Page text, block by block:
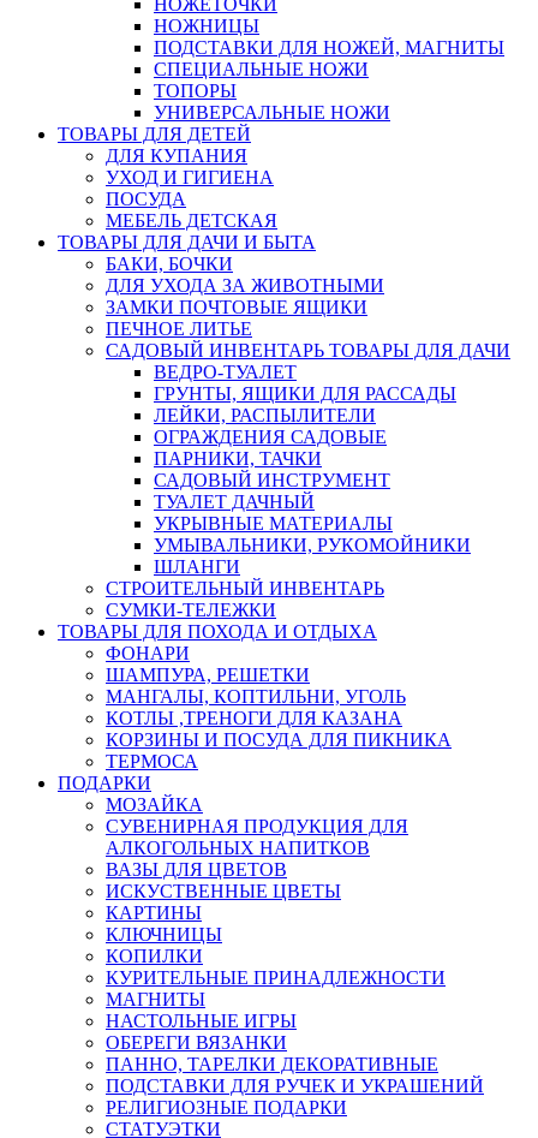
НОЖЕТОЧКИ
НОЖНИЦЫ
ПОДСТАВКИ ДЛЯ НОЖЕЙ, МАГНИТЫ
СПЕЦИАЛЬНЫЕ НОЖИ
ТОПОРЫ
УНИВЕРСАЛЬНЫЕ НОЖИ
ТОВАРЫ ДЛЯ ДЕТЕЙ
ДЛЯ КУПАНИЯ
УХОД И ГИГИЕНА
ПОСУДА
МЕБЕЛЬ ДЕТСКАЯ
ТОВАРЫ ДЛЯ ДАЧИ И БЫТА
БАКИ, БОЧКИ
ДЛЯ УХОДА ЗА ЖИВОТНЫМИ
ЗАМКИ ПОЧТОВЫЕ ЯЩИКИ
ПЕЧНОЕ ЛИТЬЕ
САДОВЫЙ ИНВЕНТАРЬ ТОВАРЫ ДЛЯ ДАЧИ
ВЕДРО-ТУАЛЕТ
ГРУНТЫ, ЯЩИКИ ДЛЯ РАССАДЫ
ЛЕЙКИ, РАСПЫЛИТЕЛИ
ОГРАЖДЕНИЯ САДОВЫЕ
ПАРНИКИ, ТАЧКИ
САДОВЫЙ ИНСТРУМЕНТ
ТУАЛЕТ ДАЧНЫЙ
УКРЫВНЫЕ МАТЕРИАЛЫ
УМЫВАЛЬНИКИ, РУКОМОЙНИКИ
ШЛАНГИ
СТРОИТЕЛЬНЫЙ ИНВЕНТАРЬ
СУМКИ-ТЕЛЕЖКИ
ТОВАРЫ ДЛЯ ПОХОДА И ОТДЫХА
ФОНАРИ
ШАМПУРА, РЕШЕТКИ
МАНГАЛЫ, КОПТИЛЬНИ, УГОЛЬ
КОТЛЫ ,ТРЕНОГИ ДЛЯ КАЗАНА
КОРЗИНЫ И ПОСУДА ДЛЯ ПИКНИКА
ТЕРМОСА
ПОДАРКИ
МОЗАЙКА
СУВЕНИРНАЯ ПРОДУКЦИЯ ДЛЯ
АЛКОГОЛЬНЫХ НАПИТКОВ
ВАЗЫ ДЛЯ ЦВЕТОВ
ИСКУСТВЕННЫЕ ЦВЕТЫ
КАРТИНЫ
КЛЮЧНИЦЫ
КОПИЛКИ
КУРИТЕЛЬНЫЕ ПРИНАДЛЕЖНОСТИ
МАГНИТЫ
НАСТОЛЬНЫЕ ИГРЫ
ОБЕРЕГИ ВЯЗАНКИ
ПАННО, ТАРЕЛКИ ДЕКОРАТИВНЫЕ
ПОДСТАВКИ ДЛЯ РУЧЕК И УКРАШЕНИЙ
РЕЛИГИОЗНЫЕ ПОДАРКИ
СТАТУЭТКИ